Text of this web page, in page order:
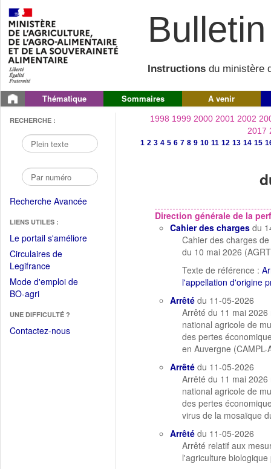
Instructions du ministère
Thématique Sommaires A venir
RECHERCHE :
Recherche Avancée
LIENS UTILES :
Le portail s'améliore(Fichier
Circulaires de
Legifrance(Ouvrir
dans
une
fenêtre)
Mode d'emploi de
BO-agri(Ouvrir
une
nouvelle
UNE DIFFICULTÉ ?
Contactez-nous
1998 1999 2000 2001 2002
2017
1 2 3 4 5 6 7 8 9 10 11 12 13 14 15
Direction générale de la
Cahier des charges du
Cahier des charges
du 10 mai 2026
Texte de référence :
l'appellation d'origine
Arrêté du 11-05-2026
Arrêté du 11 mai
national agricole de
des pertes
en Auvergne
Arrêté du 11-05-2026
Arrêté du 11 mai
national agricole de
des pertes
virus de la mosaïque
Arrêté du 11-05-2026
Arrêté relatif aux
l'agriculture